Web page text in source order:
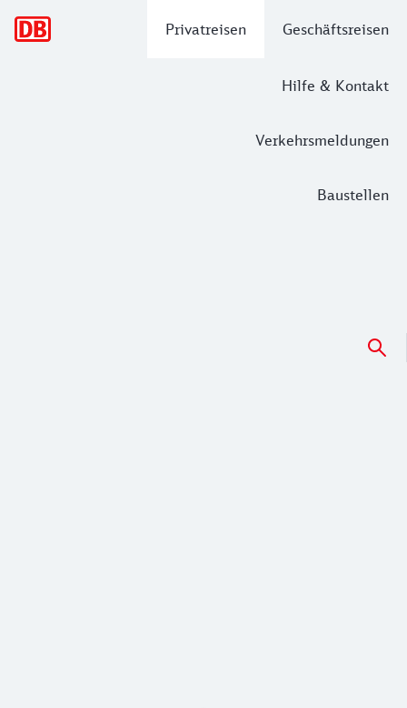
Privatreisen Geschäftsreisen
Hilfe & Kontakt
Verkehrsmeldungen
Baustellen